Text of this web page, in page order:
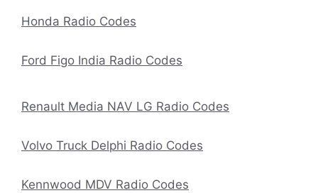
Honda Radio Codes
Ford Figo India Radio Codes
Renault Media NAV LG Radio Codes
Volvo Truck Delphi Radio Codes
Kennwood MDV Radio Codes